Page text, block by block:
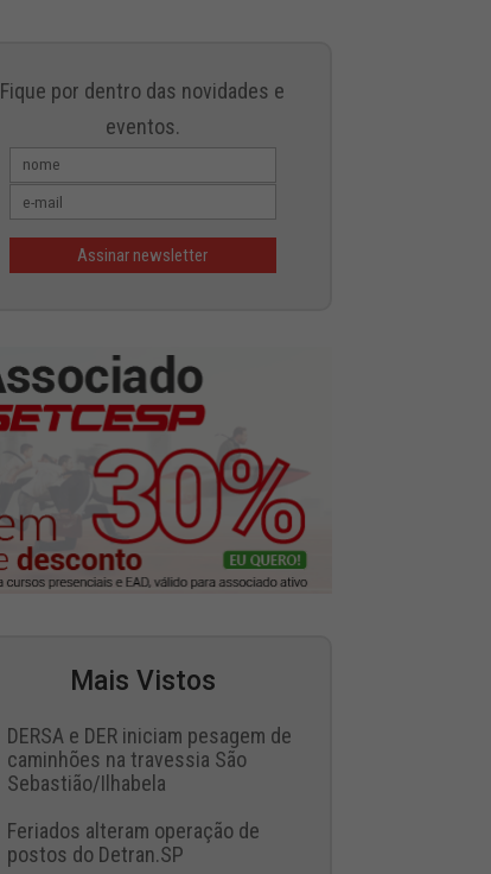
Fique por dentro das novidades e
eventos.
Mais Vistos
DERSA e DER iniciam pesagem de
caminhões na travessia São
Sebastião/Ilhabela
Feriados alteram operação de
postos do Detran.SP